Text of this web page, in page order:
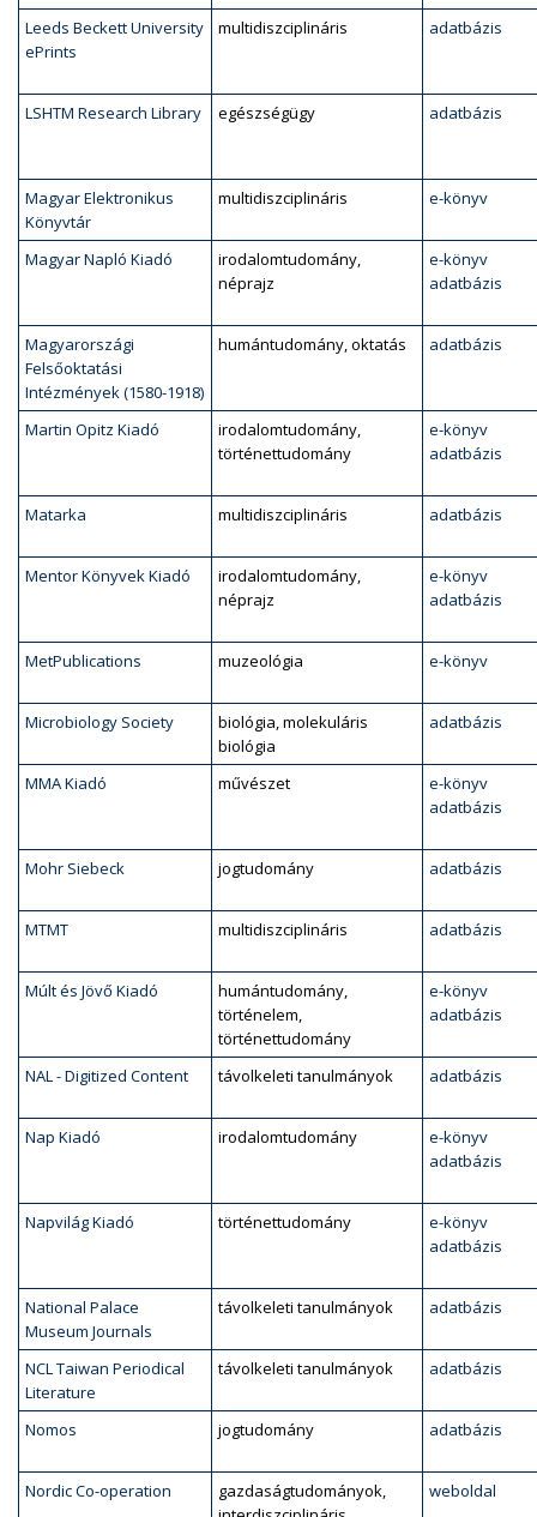
Leeds Beckett University
ePrints
multidiszciplináris adatbázis
LSHTM Research Library egészségügy adatbázis
Magyar Elektronikus
Könyvtár
multidiszciplináris e-könyv
Magyar Napló Kiadó
irodalomtudomány,
néprajz
e-könyv
adatbázis
Magyarországi
Felsőoktatási
Intézmények (1580-1918)
humántudomány, oktatás adatbázis
Martin Opitz Kiadó
irodalomtudomány,
történettudomány
e-könyv
adatbázis
Matarka multidiszciplináris adatbázis
Mentor Könyvek Kiadó
irodalomtudomány,
néprajz
e-könyv
adatbázis
MetPublications muzeológia e-könyv
Microbiology Society
biológia, molekuláris
biológia
adatbázis
MMA Kiadó művészet
e-könyv
adatbázis
Mohr Siebeck jogtudomány adatbázis
MTMT multidiszciplináris adatbázis
Múlt és Jövő Kiadó
humántudomány,
történelem,
történettudomány
e-könyv
adatbázis
NAL - Digitized Content távolkeleti tanulmányok adatbázis
Nap Kiadó irodalomtudomány
e-könyv
adatbázis
Napvilág Kiadó történettudomány
e-könyv
adatbázis
National Palace
Museum Journals
távolkeleti tanulmányok adatbázis
NCL Taiwan Periodical
Literature
távolkeleti tanulmányok adatbázis
Nomos jogtudomány adatbázis
Nordic Co-operation
gazdaságtudományok,
weboldal